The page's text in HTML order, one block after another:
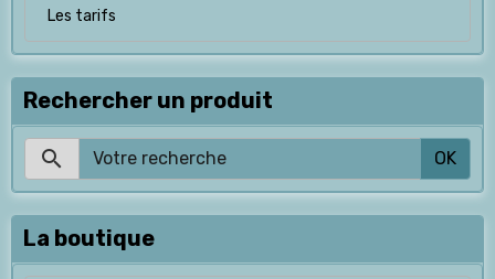
Les tarifs
Rechercher un produit
OK
La boutique